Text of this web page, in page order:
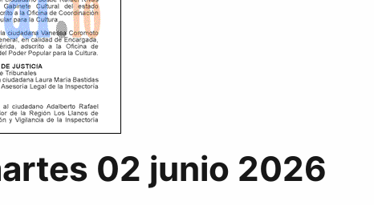
02 junio 2026